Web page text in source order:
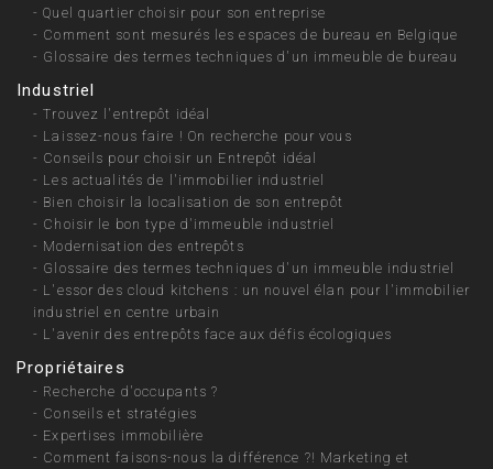
-Quel quartier choisir pour son entreprise
- Comment sont mesurés les espaces de bureau en Belgique
- Glossaire des termes techniques d'un immeuble de bureau
Industriel
-Trouvez l'entrepôt idéal
- Laissez-nous faire ! On recherche pour vous
- Conseils pour choisir un Entrepôt idéal
- Les actualités de l'immobilier industriel
- Bien choisir la localisation de son entrepôt
- Choisir le bon type d'immeuble industriel
- Modernisation des entrepôts
- Glossaire des termes techniques d'un immeuble industriel
- L'essor des cloud kitchens : un nouvel élan pour l'immobilier
industriel en centre urbain
- L'avenir des entrepôts face aux défis écologiques
Propriétaires
- Recherche d'occupants ?
- Conseils et stratégies
- Expertises immobilière
- Comment faisons-nous la différence ?! Marketing et